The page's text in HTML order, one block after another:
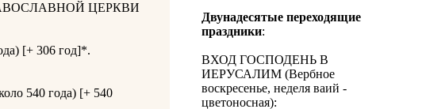
ЦЕРКВИ
[+ 306 год]*.
540 года) [+ 540
Двунадесятые переходящие
праздники:
ВХОД ГОСПОДЕНЬ В
ИЕРУСАЛИМ (Вербное
воскресенье, неделя ваий -
цветоносная):